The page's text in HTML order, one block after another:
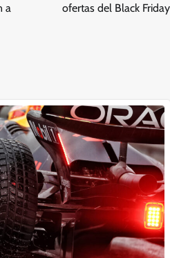
a
ofertas del Black Friday